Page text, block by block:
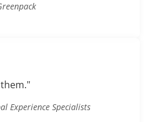
Experience Specialists